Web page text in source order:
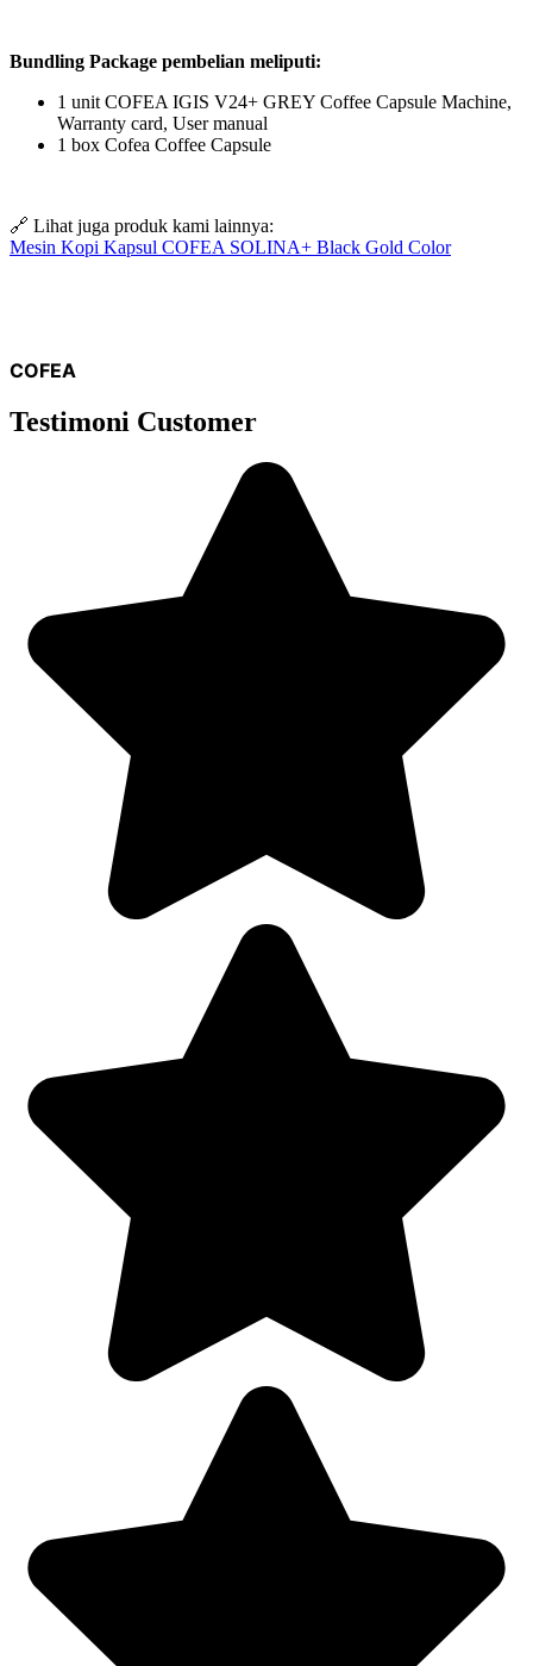
Bundling Package pembelian meliputi:
1 unit COFEA IGIS V24+ GREY Coffee Capsule Machine,
Warranty card, User manual
1 box Cofea Coffee Capsule
🔗 Lihat juga produk kami lainnya:
Mesin Kopi Kapsul COFEA SOLINA+ Black Gold Color
COFEA
Testimoni Customer